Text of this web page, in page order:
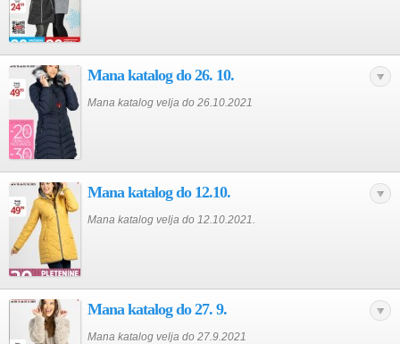
Mana katalog do 26. 10.
Mana katalog velja do 26.10.2021
Mana katalog do 12.10.
Mana katalog velja do 12.10.2021.
Mana katalog do 27. 9.
Mana katalog velja do 27.9.2021